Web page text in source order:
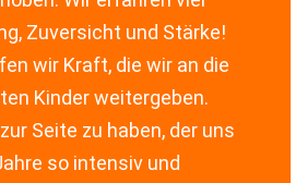
Zuversicht und Stärke!
wir Kraft, die wir an die
Kinder weitergeben.
Seite zu haben, der uns
so intensiv und